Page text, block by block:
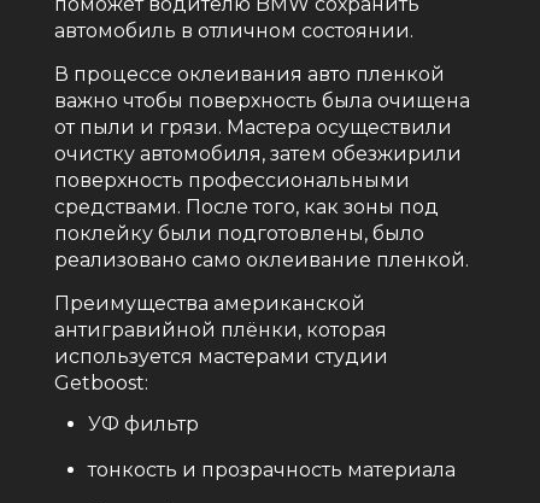
поможет водителю BMW сохранить
автомобиль в отличном состоянии.
В процессе оклеивания авто пленкой
важно чтобы поверхность была очищена
от пыли и грязи. Мастера осуществили
очистку автомобиля, затем обезжирили
поверхность профессиональными
средствами. После того, как зоны под
поклейку были подготовлены, было
реализовано само оклеивание пленкой.
Преимущества американской
антигравийной плёнки, которая
используется мастерами студии
Getboost:
УФ фильтр
тонкость и прозрачность материала